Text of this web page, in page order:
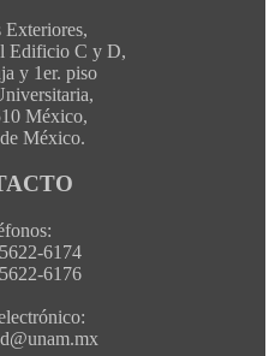
Edificio C y D,
y 1er. piso
México,
México.
6174
6176